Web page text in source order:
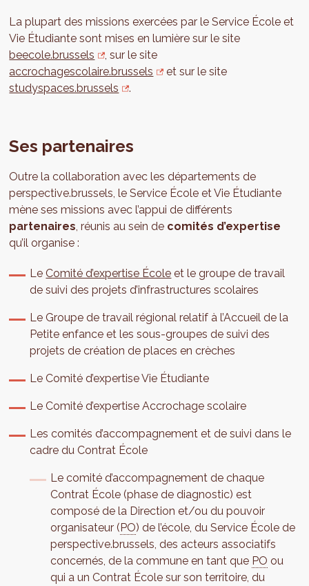
La plupart des missions exercées par le Service École et
Vie Étudiante sont mises en lumière sur le site
beecole.brussels
, sur le site
accrochagescolaire.brussels
et sur le site
studyspaces.brussels
.
Ses partenaires
Outre la collaboration avec les départements de
perspective.brussels, le Service École et Vie Étudiante
mène ses missions avec l’appui de différents
partenaires, réunis au sein de comités d’expertise
qu’il organise :
LeComité d’expertise École et le groupe de travail
de suivi des projets d’infrastructures scolaires
Le Groupe de travail régional relatif à l’Accueil de la
Petite enfance et les sous-groupes de suivi des
projets de création de places en crèches
Le Comité d’expertise Vie Étudiante
Le Comité d’expertise Accrochage scolaire
Les comités d’accompagnement et de suivi dans le
cadre du Contrat École
Le comité d’accompagnement de chaque
Contrat École (phase de diagnostic) est
composé de la Direction et/ou du pouvoir
organisateur (PO) de l’école, du Service École de
perspective.brussels, des acteurs associatifs
concernés, de la commune en tant que PO ou
qui a un Contrat École sur son territoire, du